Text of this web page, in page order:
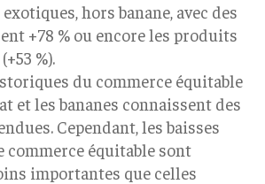
hors banane, avec des
+78 % ou encore les produits
%).
du commerce équitable
et les bananes connaissent des
Cependant, les baisses
commerce équitable sont
importantes que celles